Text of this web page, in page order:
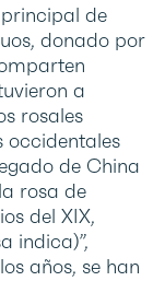
de
donado por
a
rosales
occidentales
de China
rosa de
del XIX,
indica)”,
años, se han